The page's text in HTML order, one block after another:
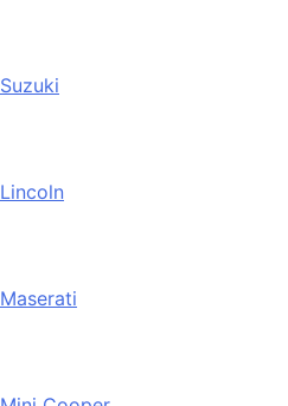
Suzuki
Lincoln
Maserati